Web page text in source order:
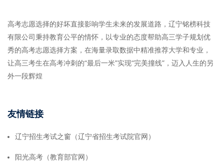
高考志愿选择的好坏直接影响学生未来的发展道路，辽宁铭榜科技
有限公司秉持教育公平的情怀，以专业的态度帮助高三学子规划优
秀的高考志愿选择方案，在海量录取数据中精准推荐大学和专业，
让高三考生在高考冲刺的“最后一米”实现“完美撞线”，迈入人生的另
外一段辉煌
友情链接
辽宁招生考试之窗（辽宁省招生考试院官网）
阳光高考（教育部官网）